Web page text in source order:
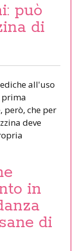
può
di
all'uso
prima
però, che per
deve
in
di